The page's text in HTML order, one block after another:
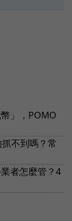
」，POMO
不到嗎？常
者怎麼管？4